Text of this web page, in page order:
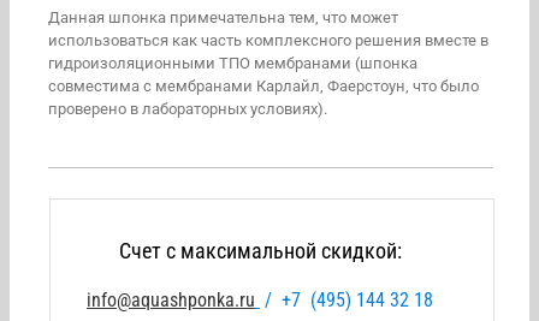
Данная шпонка примечательна тем, что может
использоваться как часть комплексного решения вместе в
гидроизоляционными ТПО мембранами (шпонка
совместима с мембранами Карлайл, Фаерстоун, что было
проверено в лабораторных условиях).
Счет с максимальной скидкой:
info@aquashponka.ru / +7 (495) 144 32 18